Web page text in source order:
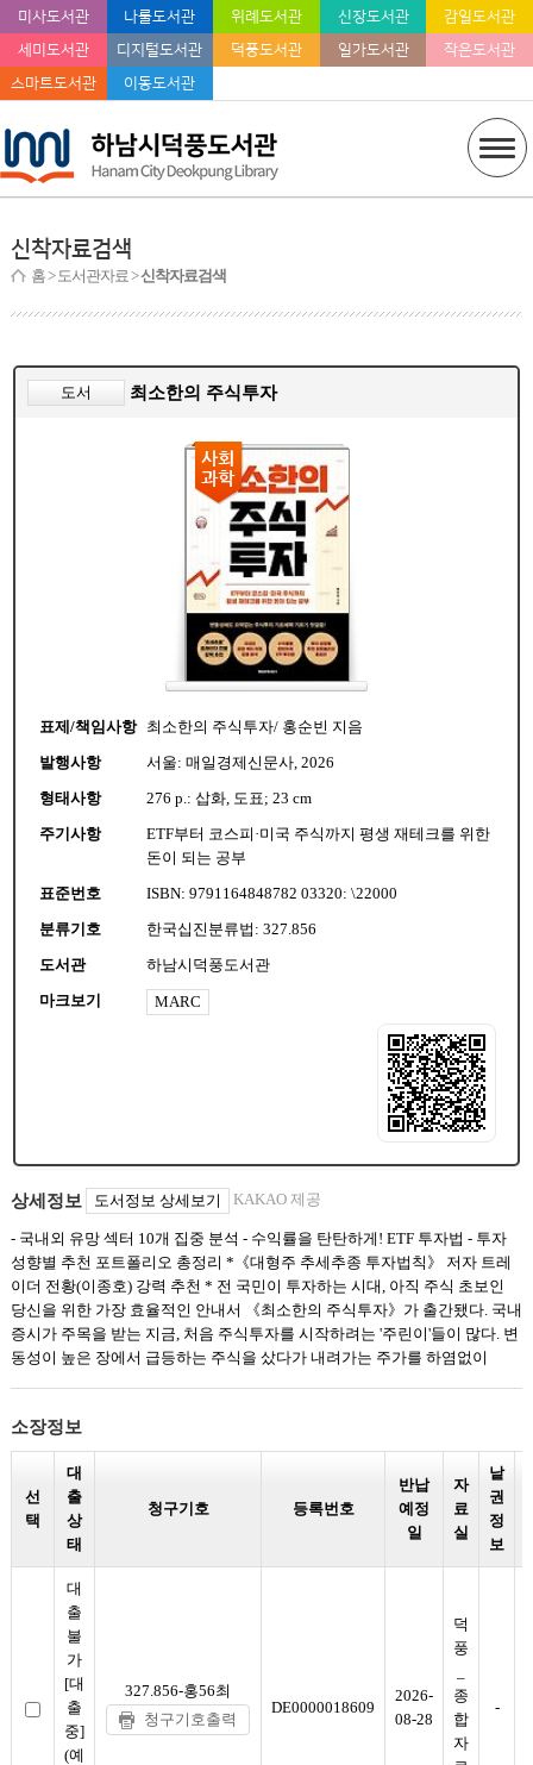
미사도서관 나룰도서관 위례도서관 신장도서관
감일도서관
세미도서관
디지털도서관 덕풍도서관 일가도서관
작은도서관
스마트도서관
이동도서관
신착자료검색
홈> 도서관자료 >신착자료검색